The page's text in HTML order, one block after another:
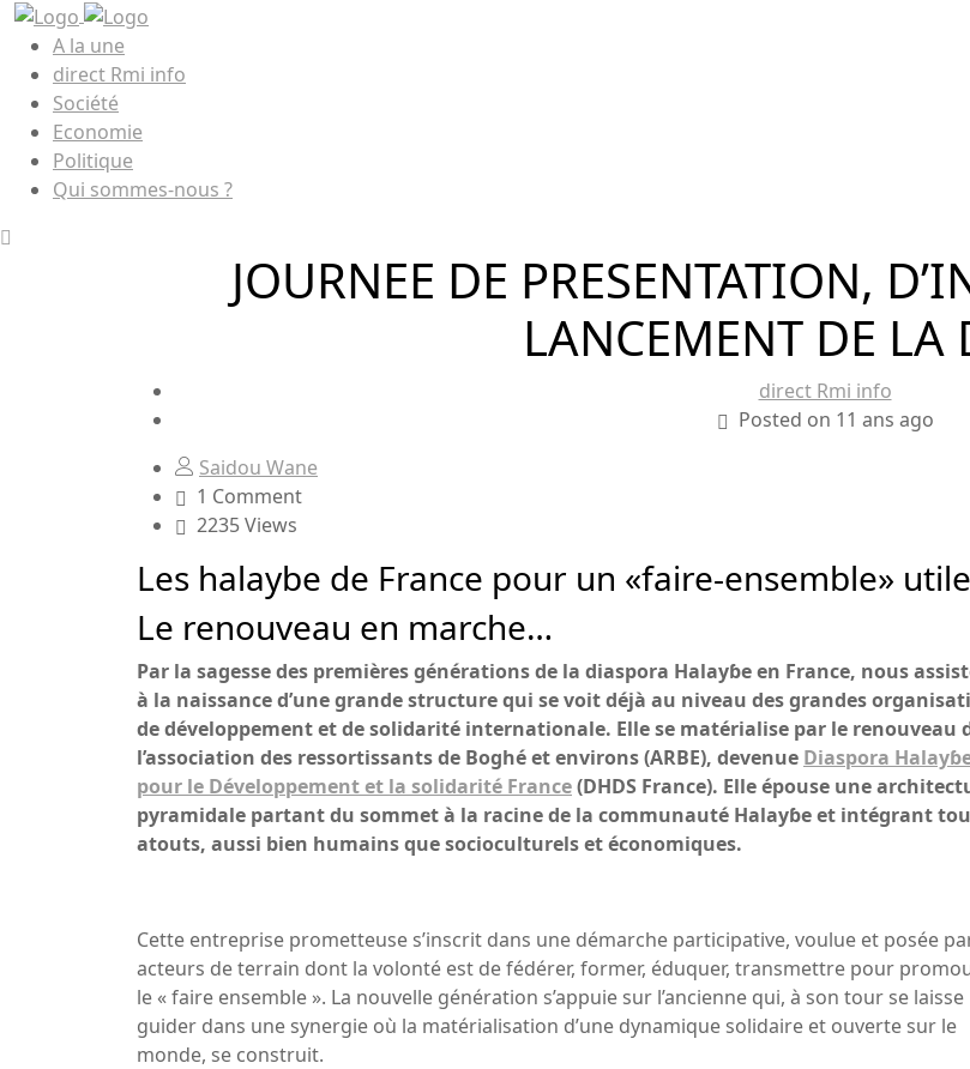
A la une
direct Rmi info
Société
Economie
Politique
Qui sommes-nous ?
JOURNEE DE PRESENTATION,
LANCEMENT DE LA
direct Rmi info
Posted on 11 ans ago
Saidou Wane
1 Comment
2235 Views
Les halaybe de France pour un «faire-ensemble» utile
Le renouveau en marche…
Par la sagesse des premières générations de la diaspora Halayɓe en France, nous
à la naissance d’une grande structure qui se voit déjà au niveau des grandes
de développement et de solidarité internationale. Elle se matérialise par le renouveau
l’association des ressortissants de Boghé et environs (ARBE), devenue Diaspora
pour le Développement et la solidarité France(DHDS France). Elle épouse une
pyramidale partant du sommet à la racine de la communauté Halayɓe et intégrant
atouts, aussi bien humains que socioculturels et économiques.
Cette entreprise prometteuse s’inscrit dans une démarche participative, voulue et posée
acteurs de terrain dont la volonté est de fédérer, former, éduquer, transmettre pour
le « faire ensemble ». La nouvelle génération s’appuie sur l’ancienne qui, à son tour se laisse
guider dans une synergie où la matérialisation d’une dynamique solidaire et ouverte sur le
monde, se construit.